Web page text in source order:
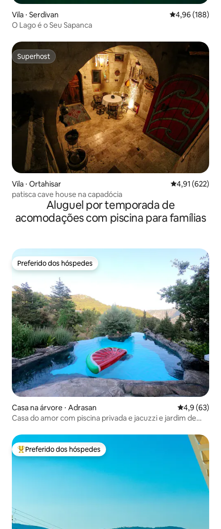
Vila ⋅ Serdivan 4,96 de uma
4,96 (188)
O Lago é o Seu Sapanca
Superhost
Superhost
Vila ⋅ Ortahisar 4,91 de uma
4,91 (622)
patisca cave house na capadócia
Aluguel por temporada de
acomodações com piscina para famílias
Preferido dos hóspedes
Preferido dos hóspedes
Casa na árvore ⋅ Adrasan 4,9 de uma
4,9 (63)
Casa do amor com piscina privada e jacuzzi e jardim de
Entre os melhores preferidos dos hóspedes
Preferido dos hóspedes